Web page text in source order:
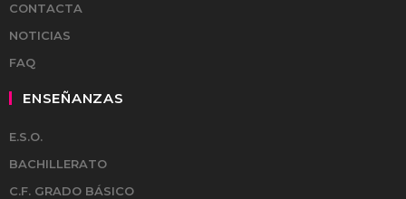
CONTACTA
NOTICIAS
FAQ
ENSEÑANZAS
E.S.O.
BACHILLERATO
C.F. GRADO BÁSICO